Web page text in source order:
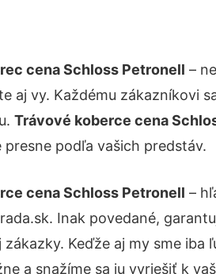
cena Schloss Petronell –
aj vy. Každému zákazníkovi
Trávové koberce cena
presne podľa vašich predstáv.
cena Schloss Petronell –
Inak povedané,
zákazky. Keďže aj my sme
a snažíme sa ju vyriešiť k